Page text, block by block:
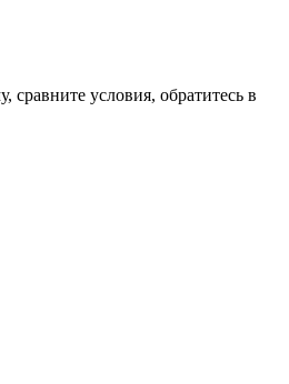
условия, обратитесь в